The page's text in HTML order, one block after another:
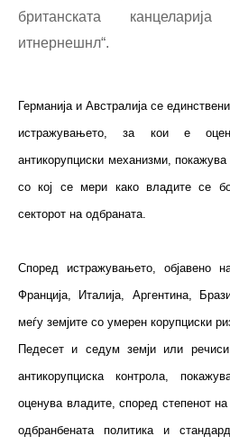
британската
итнернешнл“.
Германија и Австралија се
истражувањето, за кои е
антикорупциски механизми, покажува
со кој се мери како владите се
секторот на одбраната.
Според истражувањето, објавено
Франција, Италија, Аргентина,
меѓу земјите со умерен корупциски
Педесет и седум земји или
антикорупциска контрола,
оценува владите, според степенот
одбранбената политика и